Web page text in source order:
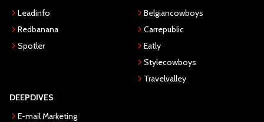
Leadinfo
Redbanana
Spotler
Belgiancowboys
Carrepublic
Eatly
Stylecowboys
Travelvalley
DEEPDIVES
E-mail Marketing